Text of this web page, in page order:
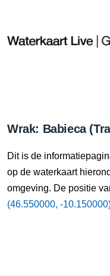
Wrak: Babieca
Dit is de
op de waterkaart
omgeving. De positie
(46.550000, -